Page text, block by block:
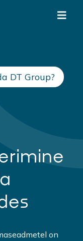
DT Group?
on